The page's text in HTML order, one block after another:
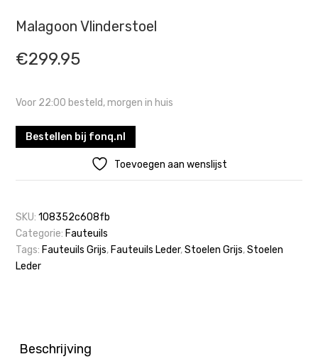
Malagoon Vlinderstoel
€299.95
Voor 22:00 besteld, morgen in huis
Bestellen bij fonq.nl
Toevoegen aan wenslijst
SKU:108352c608fb
Categorie: Fauteuils
Tags: Fauteuils Grijs, Fauteuils Leder,Stoelen Grijs,Stoelen
Leder
Beschrijving